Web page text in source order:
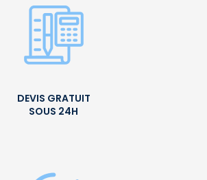
DEVIS GRATUIT
SOUS 24H